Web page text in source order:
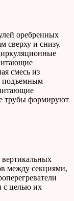
оребренных
сверху и снизу.
смесь из
подъемным
трубы формируют
между секциями,
с целью их